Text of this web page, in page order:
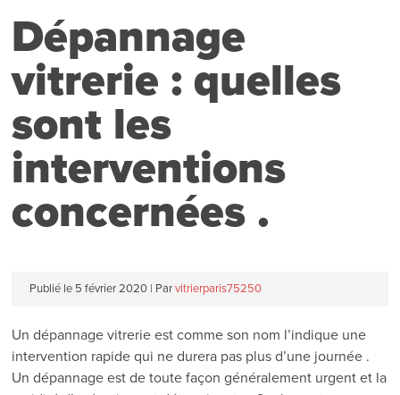
Dépannage
vitrerie : quelles
sont les
interventions
concernées .
Publié le 5 février 2020 | Par vitrierparis75250
Un dépannage vitrerie est comme son nom l’indique une
intervention rapide qui ne durera pas plus d’une journée .
Un dépannage est de toute façon généralement urgent et la